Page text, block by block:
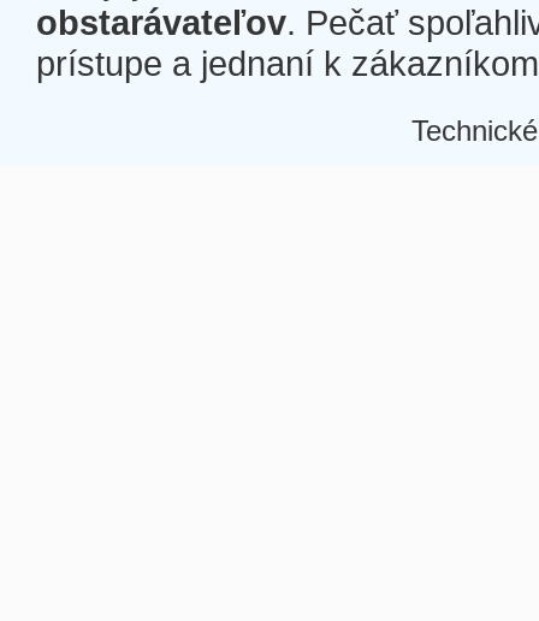
obstarávateľov. Pečať
prístupe a jednaní k